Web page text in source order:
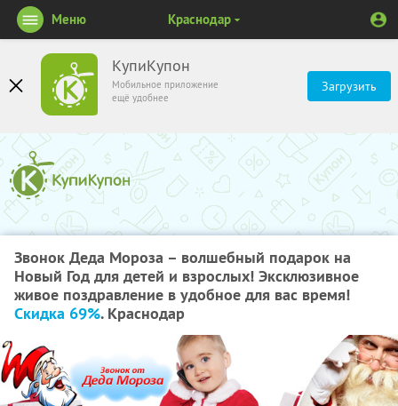
КупиКупон
Мобильное приложение
ещё удобнее
Загрузить
Меню Краснодар
Звонок Деда Мороза – волшебный подарок на
Новый Год для детей и взрослых! Эксклюзивное
живое поздравление в удобное для вас время!
Скидка 69%. Краснодар